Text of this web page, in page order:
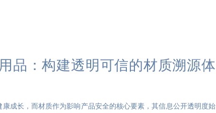
品：构建透明可信的材质溯源体
成长，而材质作为影响产品安全的核心要素，其信息公开透明度始